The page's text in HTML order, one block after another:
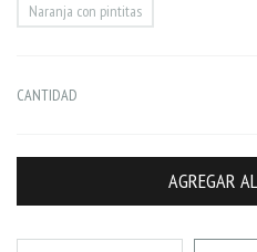
Naranja con pintitas
CANTIDAD